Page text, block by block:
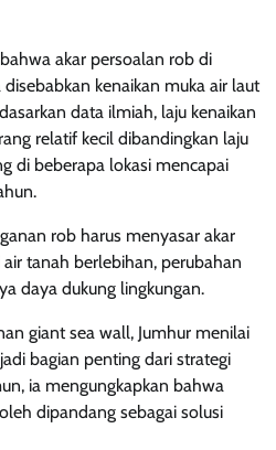
akar persoalan rob di
kenaikan muka air laut
data ilmiah, laju kenaikan
relatif kecil dibandingkan laju
di beberapa lokasi mencapai
rob harus menyasar akar
tanah berlebihan, perubahan
daya dukung lingkungan.
giant sea wall, Jumhur menilai
bagian penting dari strategi
ia mengungkapkan bahwa
dipandang sebagai solusi